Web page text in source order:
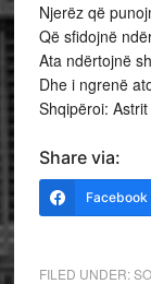
Njerëz që
Që sfidojnë
Ata ndërtojnë
Dhe i ngrenë
Shqipëroi:
Share via:
Facebook
FILED UNDER: